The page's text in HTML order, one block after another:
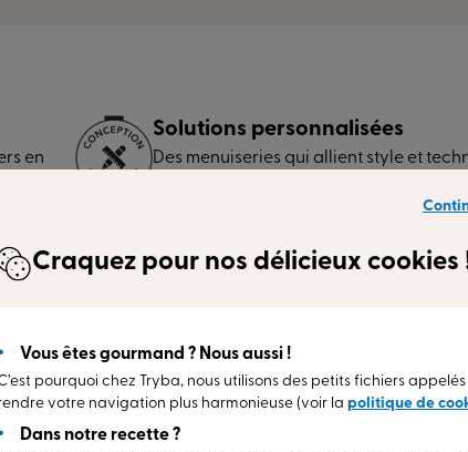
en
Solutions personnalisées
Des menuiseries qui allient style et
de la
Jusqu'à 30 ans de garantie (2)
Un savoir-faire unique qui nous permet
garantir nos produits jusqu’à 30 ans
Craquez pour nos délicieux cookies
Vous êtes gourmand ? Nous aussi !
pourquoi chez Tryba, nous utilisons des petits fichiers appelés
votre navigation plus harmonieuse (voir la politique de
Dans notre recette ?